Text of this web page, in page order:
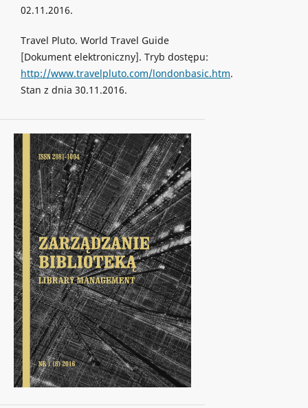
02.11.2016.
Travel Pluto. World Travel Guide
[Dokument elektroniczny]. Tryb dostępu:
http://www.travelpluto.com/londonbasic.htm.
Stan z dnia 30.11.2016.